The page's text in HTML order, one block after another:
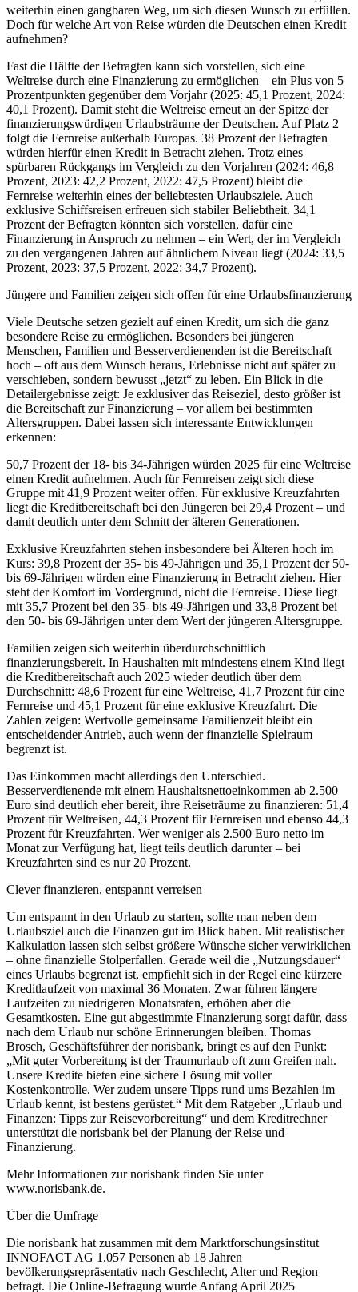
weiterhin einen gangbaren Weg, um sich diesen Wunsch zu erfüllen.
Doch für welche Art von Reise würden die Deutschen einen Kredit
aufnehmen?
Fast die Hälfte der Befragten kann sich vorstellen, sich eine
Weltreise durch eine Finanzierung zu ermöglichen – ein Plus von 5
Prozentpunkten gegenüber dem Vorjahr (2025: 45,1 Prozent, 2024:
40,1 Prozent). Damit steht die Weltreise erneut an der Spitze der
finanzierungswürdigen Urlaubsträume der Deutschen. Auf Platz 2
folgt die Fernreise außerhalb Europas. 38 Prozent der Befragten
würden hierfür einen Kredit in Betracht ziehen. Trotz eines
spürbaren Rückgangs im Vergleich zu den Vorjahren (2024: 46,8
Prozent, 2023: 42,2 Prozent, 2022: 47,5 Prozent) bleibt die
Fernreise weiterhin eines der beliebtesten Urlaubsziele. Auch
exklusive Schiffsreisen erfreuen sich stabiler Beliebtheit. 34,1
Prozent der Befragten könnten sich vorstellen, dafür eine
Finanzierung in Anspruch zu nehmen – ein Wert, der im Vergleich
zu den vergangenen Jahren auf ähnlichem Niveau liegt (2024: 33,5
Prozent, 2023: 37,5 Prozent, 2022: 34,7 Prozent).
Jüngere und Familien zeigen sich offen für eine Urlaubsfinanzierung
Viele Deutsche setzen gezielt auf einen Kredit, um sich die ganz
besondere Reise zu ermöglichen. Besonders bei jüngeren
Menschen, Familien und Besserverdienenden ist die Bereitschaft
hoch – oft aus dem Wunsch heraus, Erlebnisse nicht auf später zu
verschieben, sondern bewusst „jetzt“ zu leben. Ein Blick in die
Detailergebnisse zeigt: Je exklusiver das Reiseziel, desto größer ist
die Bereitschaft zur Finanzierung – vor allem bei bestimmten
Altersgruppen. Dabei lassen sich interessante Entwicklungen
erkennen:
50,7 Prozent der 18- bis 34-Jährigen würden 2025 für eine Weltreise
einen Kredit aufnehmen. Auch für Fernreisen zeigt sich diese
Gruppe mit 41,9 Prozent weiter offen. Für exklusive Kreuzfahrten
liegt die Kreditbereitschaft bei den Jüngeren bei 29,4 Prozent – und
damit deutlich unter dem Schnitt der älteren Generationen.
Exklusive Kreuzfahrten stehen insbesondere bei Älteren hoch im
Kurs: 39,8 Prozent der 35- bis 49-Jährigen und 35,1 Prozent der 50-
bis 69-Jährigen würden eine Finanzierung in Betracht ziehen. Hier
steht der Komfort im Vordergrund, nicht die Fernreise. Diese liegt
mit 35,7 Prozent bei den 35- bis 49-Jährigen und 33,8 Prozent bei
den 50- bis 69-Jährigen unter dem Wert der jüngeren Altersgruppe.
Familien zeigen sich weiterhin überdurchschnittlich
finanzierungsbereit. In Haushalten mit mindestens einem Kind liegt
die Kreditbereitschaft auch 2025 wieder deutlich über dem
Durchschnitt: 48,6 Prozent für eine Weltreise, 41,7 Prozent für eine
Fernreise und 45,1 Prozent für eine exklusive Kreuzfahrt. Die
Zahlen zeigen: Wertvolle gemeinsame Familienzeit bleibt ein
entscheidender Antrieb, auch wenn der finanzielle Spielraum
begrenzt ist.
Das Einkommen macht allerdings den Unterschied.
Besserverdienende mit einem Haushaltsnettoeinkommen ab 2.500
Euro sind deutlich eher bereit, ihre Reiseträume zu finanzieren: 51,4
Prozent für Weltreisen, 44,3 Prozent für Fernreisen und ebenso 44,3
Prozent für Kreuzfahrten. Wer weniger als 2.500 Euro netto im
Monat zur Verfügung hat, liegt teils deutlich darunter – bei
Kreuzfahrten sind es nur 20 Prozent.
Clever finanzieren, entspannt verreisen
Um entspannt in den Urlaub zu starten, sollte man neben dem
Urlaubsziel auch die Finanzen gut im Blick haben. Mit realistischer
Kalkulation lassen sich selbst größere Wünsche sicher verwirklichen
– ohne finanzielle Stolperfallen. Gerade weil die „Nutzungsdauer“
eines Urlaubs begrenzt ist, empfiehlt sich in der Regel eine kürzere
Kreditlaufzeit von maximal 36 Monaten. Zwar führen längere
Laufzeiten zu niedrigeren Monatsraten, erhöhen aber die
Gesamtkosten. Eine gut abgestimmte Finanzierung sorgt dafür, dass
nach dem Urlaub nur schöne Erinnerungen bleiben. Thomas
Brosch, Geschäftsführer der norisbank, bringt es auf den Punkt:
„Mit guter Vorbereitung ist der Traumurlaub oft zum Greifen nah.
Unsere Kredite bieten eine sichere Lösung mit voller
Kostenkontrolle. Wer zudem unsere Tipps rund ums Bezahlen im
Urlaub kennt, ist bestens gerüstet.“ Mit dem Ratgeber „Urlaub und
Finanzen: Tipps zur Reisevorbereitung“ und dem Kreditrechner
unterstützt die norisbank bei der Planung der Reise und
Finanzierung.
Mehr Informationen zur norisbank finden Sie unter
www.norisbank.de.
Über die Umfrage
Die norisbank hat zusammen mit dem Marktforschungsinstitut
INNOFACT AG 1.057 Personen ab 18 Jahren
bevölkerungsrepräsentativ nach Geschlecht, Alter und Region
befragt. Die Online-Befragung wurde Anfang April 2025